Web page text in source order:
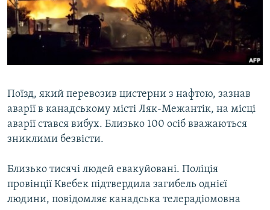
ДЕПОРТАЦІЯ
ВІДЕОУРОКИ «ELIFBE»
ЯК ОБІЙТИ БЛОКУВАННЯ
Русский
Qırımtatar
ДОЛУЧАЙСЯ!
Поїзд, який перевозив цистерни з нафтою, зазнав
аварії в канадському місті Ляк-Межантік, на місці
аварії стався вибух. Близько 100 осіб вважаються
зниклими безвісти.
Близько тисячі людей евакуйовані. Поліція
провінції Квебек підтвердила загибель однієї
людини, повідомляє канадська телерадіомовна